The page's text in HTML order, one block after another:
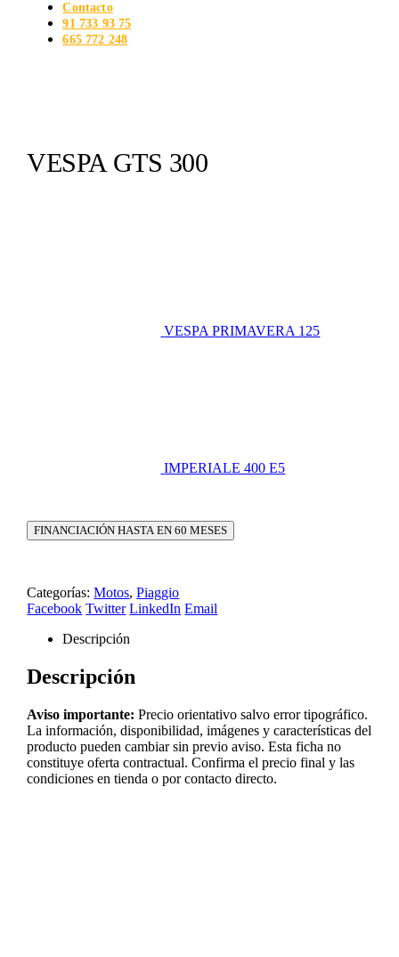
Contacto
91 733 93 75
665 772 248
VESPA GTS 300
VESPA PRIMAVERA 125
IMPERIALE 400 E5
FINANCIACIÓN HASTA EN 60 MESES
Categorías:Motos,Piaggio
Facebook Twitter LinkedIn Email
Descripción
Descripción
Aviso importante: Precio orientativo salvo error tipográfico.
La información, disponibilidad, imágenes y características del
producto pueden cambiar sin previo aviso. Esta ficha no
constituye oferta contractual. Confirma el precio final y las
condiciones en tienda o por contacto directo.